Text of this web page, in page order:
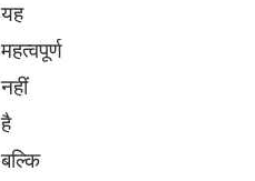
यह
महत्वपूर्ण
नहीं
है
बल्कि